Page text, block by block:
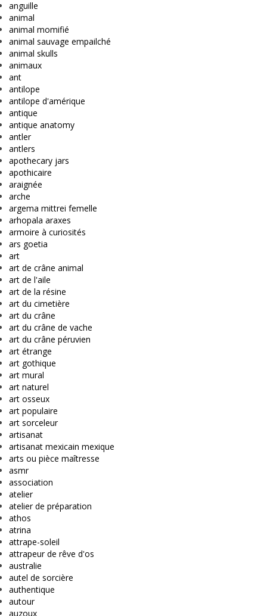
anguille
animal
animal momifié
animal sauvage empailché
animal skulls
animaux
ant
antilope
antilope d'amérique
antique
antique anatomy
antler
antlers
apothecary jars
apothicaire
araignée
arche
argema mittrei femelle
arhopala araxes
armoire à curiosités
ars goetia
art
art de crâne animal
art de l'aile
art de la résine
art du cimetière
art du crâne
art du crâne de vache
art du crâne péruvien
art étrange
art gothique
art mural
art naturel
art osseux
art populaire
art sorceleur
artisanat
artisanat mexicain mexique
arts ou pièce maîtresse
asmr
association
atelier
atelier de préparation
athos
atrina
attrape-soleil
attrapeur de rêve d'os
australie
autel de sorcière
authentique
autour
auzoux